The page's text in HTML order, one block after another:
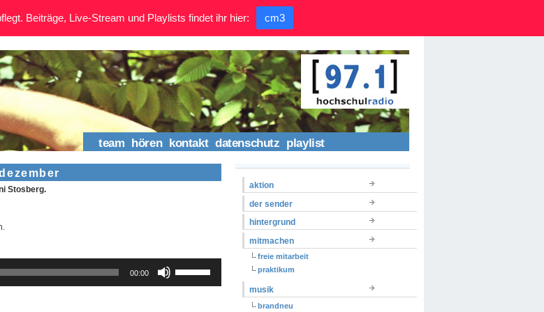
team hören kontakt datenschutz playlist
Stosberg.
00:00
Hoch/Runter
benutzen,
aktion
der sender
hintergrund
mitmachen
freie mitarbeit
praktikum
musik
brandneu
Beiträge, Live-Stream und Playlists findet ihr hier: cm3